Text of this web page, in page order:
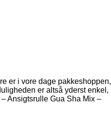
er i vore dage pakkeshoppen,
er altså yderst enkel,
Ansigtsrulle Gua Sha Mix –